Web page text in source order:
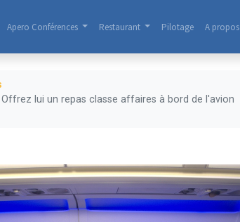
Apero Conférences Restaurant Pilotage A propos​
Offrez lui un repas classe affaires à bord de l'avion